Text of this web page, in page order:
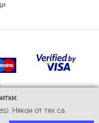
Някои от тях са
докато други ни
ЕООД